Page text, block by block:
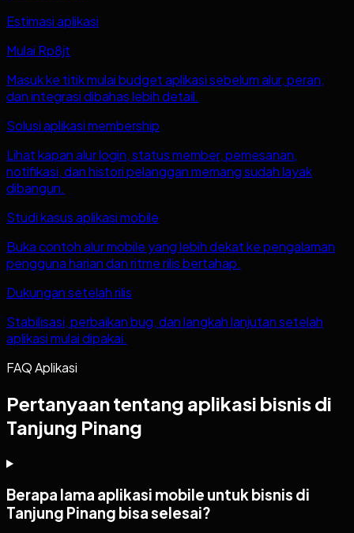
Estimasi aplikasi
Mulai Rp8jt
Masuk ke titik mulai budget aplikasi sebelum alur, peran,
dan integrasi dibahas lebih detail.
Solusi aplikasi membership
Lihat kapan alur login, status member, pemesanan,
notifikasi, dan histori pelanggan memang sudah layak
dibangun.
Studi kasus aplikasi mobile
Buka contoh alur mobile yang lebih dekat ke pengalaman
pengguna harian dan ritme rilis bertahap.
Dukungan setelah rilis
Stabilisasi, perbaikan bug, dan langkah lanjutan setelah
aplikasi mulai dipakai.
FAQ Aplikasi
Pertanyaan tentang aplikasi bisnis di
Tanjung Pinang
Berapa lama aplikasi mobile untuk bisnis di
Tanjung Pinang bisa selesai?